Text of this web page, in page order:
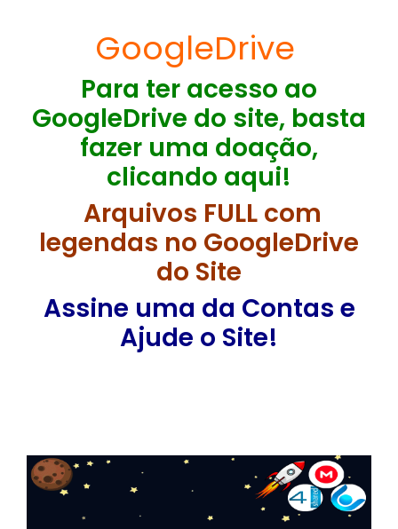
GoogleDrive
Para ter acesso ao
GoogleDrive do site, basta
fazer uma doação,
clicando aqui!
Arquivos FULL com
legendas no GoogleDrive
do Site
Assine uma da Contas e
Ajude o Site!